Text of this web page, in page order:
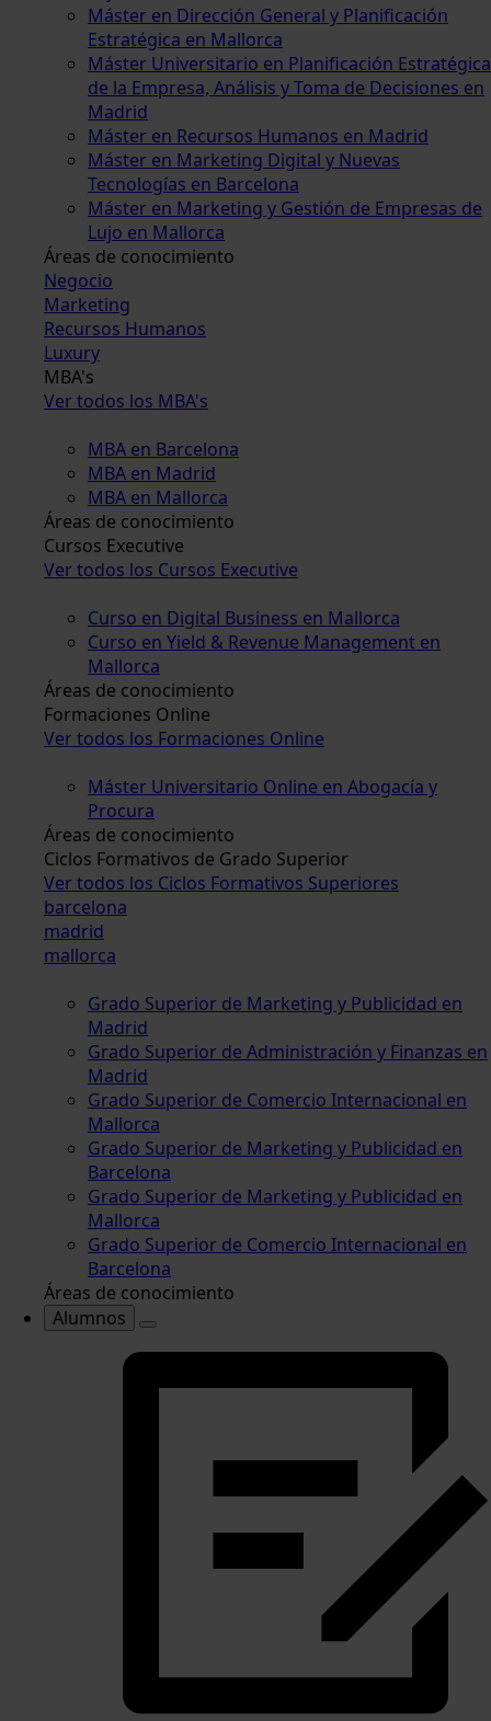
Máster en Dirección General y Planificación
Estratégica en Mallorca
Máster Universitario en Planificación Estratégica
de la Empresa, Análisis y Toma de Decisiones en
Madrid
Máster en Recursos Humanos en Madrid
Máster en Marketing Digital y Nuevas
Tecnologías en Barcelona
Máster en Marketing y Gestión de Empresas de
Lujo en Mallorca
Áreas de conocimiento
Negocio
Marketing
Recursos Humanos
Luxury
MBA's
Ver todos los MBA's
MBA en Barcelona
MBA en Madrid
MBA en Mallorca
Áreas de conocimiento
Cursos Executive
Ver todos los Cursos Executive
Curso en Digital Business en Mallorca
Curso en Yield & Revenue Management en
Mallorca
Áreas de conocimiento
Formaciones Online
Ver todos los Formaciones Online
Máster Universitario Online en Abogacía y
Procura
Áreas de conocimiento
Ciclos Formativos de Grado Superior
Ver todos los Ciclos Formativos Superiores
barcelona
madrid
mallorca
Grado Superior de Marketing y Publicidad en
Madrid
Grado Superior de Administración y Finanzas en
Madrid
Grado Superior de Comercio Internacional en
Mallorca
Grado Superior de Marketing y Publicidad en
Barcelona
Grado Superior de Marketing y Publicidad en
Mallorca
Grado Superior de Comercio Internacional en
Barcelona
Áreas de conocimiento
Alumnos